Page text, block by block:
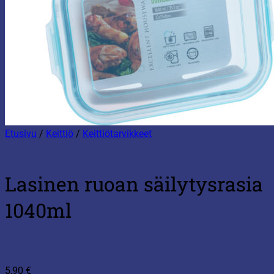
Etusivu / Keittiö / Keittiötarvikkeet
Lasinen ruoan säilytysrasia
1040ml
5,90 €